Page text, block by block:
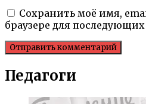
Сохранить моё имя,
браузере для
Педагоги